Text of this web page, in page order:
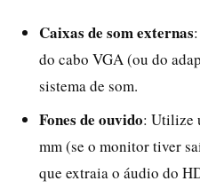
Caixas de som externas
do cabo VGA (ou do
sistema de som.
Fones de ouvido: Utilize
mm (se o monitor tiver
que extraia o áudio do